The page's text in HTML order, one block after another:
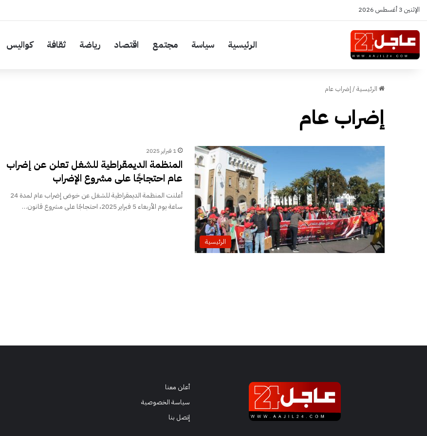
الإثنين 3 أغسطس 2026
الرئيسية سياسة مجتمع اقتصاد رياضة ثقافة كواليس
الرئيسية/ إضراب عام
إضراب عام
الرئيسية
1 فبراير 2025
المنظمة الديمقراطية للشغل تعلن عن إضراب
عام احتجاجًا على مشروع الإضراب
أعلنت المنظمة الديمقراطية للشغل عن خوض إضراب عام لمدة 24
ساعة يوم الأربعاء 5 فبراير 2025، احتجاجًا على مشروع قانون…
أعلن معنا
سياسة الخصوصية
إتصل بنا